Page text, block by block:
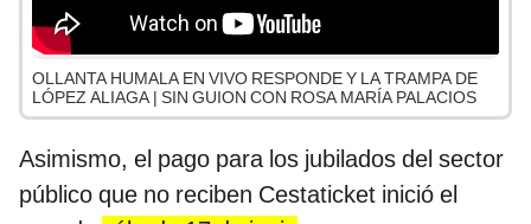
OLLANTA HUMALA EN VIVO RESPONDE Y LA TRAMPA DE
LÓPEZ ALIAGA | SIN GUION CON ROSA MARÍA PALACIOS
Asimismo, el pago para los jubilados del sector
público que no reciben Cestaticket inició el